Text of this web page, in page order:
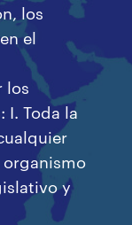
los
el
los
I. Toda la
y